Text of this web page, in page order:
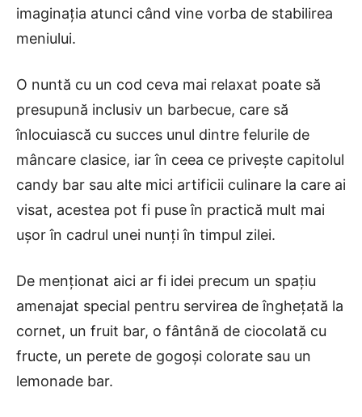
imaginația atunci când vine vorba de stabilirea
meniului.
O nuntă cu un cod ceva mai relaxat poate să
presupună inclusiv un barbecue, care să
înlocuiască cu succes unul dintre felurile de
mâncare clasice, iar în ceea ce privește capitolul
candy bar sau alte mici artificii culinare la care ai
visat, acestea pot fi puse în practică mult mai
ușor în cadrul unei nunți în timpul zilei.
De menționat aici ar fi idei precum un spațiu
amenajat special pentru servirea de înghețată la
cornet, un fruit bar, o fântână de ciocolată cu
fructe, un perete de gogoși colorate sau un
lemonade bar.